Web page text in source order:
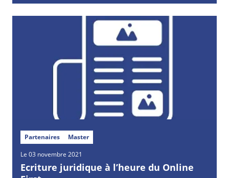
Partenaires Master
Le 03 novembre 2021
Ecriture juridique à l’heure du Online